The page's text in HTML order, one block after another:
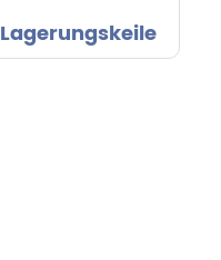
Lagerungskeile